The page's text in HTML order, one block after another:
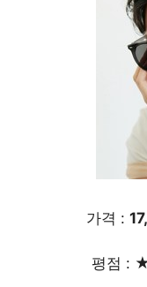
가격 :
평점 :